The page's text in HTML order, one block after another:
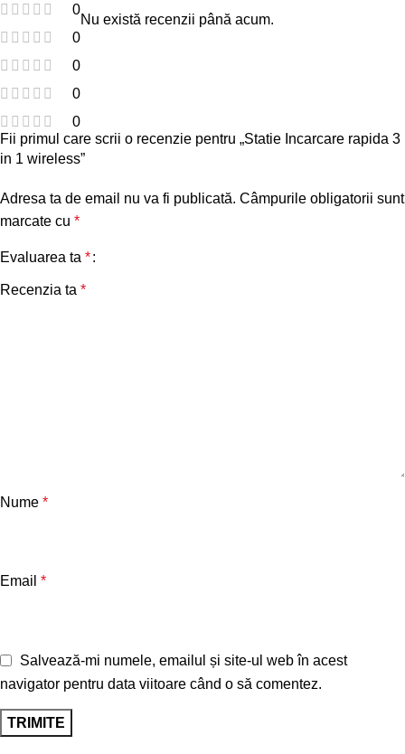
0
0
0
0
0
Nu există recenzii până acum.
Fii primul care scrii o recenzie pentru „Statie Incarcare rapida 3
in 1 wireless”
Adresa ta de email nu va fi publicată. Câmpurile obligatorii sunt
marcate cu *
Evaluarea ta *
Recenzia ta *
Nume *
Email *
Salvează-mi numele, emailul și site-ul web în acest
navigator pentru data viitoare când o să comentez.